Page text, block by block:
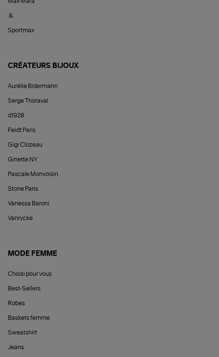
&
Sportmax
CRÉATEURS BIJOUX
Aurélie Bidermann
Serge Thoraval
d1928
Feidt Paris
Gigi Clozeau
Ginette NY
Pascale Monvoisin
Stone Paris
Vanessa Baroni
Vanrycke
MODE FEMME
Choisi pour vous
Best-Sellers
Robes
Baskets femme
Sweatshirt
Jeans